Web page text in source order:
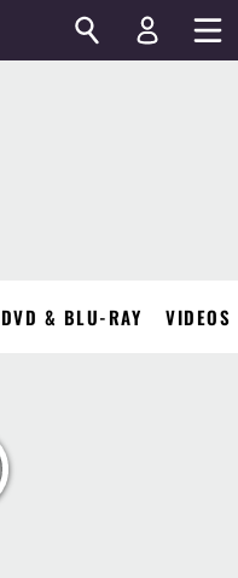
DVD & BLU-RAY VIDEOS